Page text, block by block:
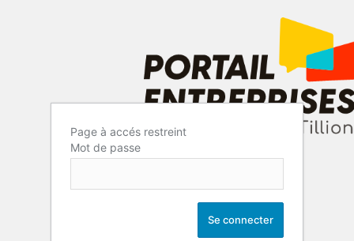
Page à accés restreint
Mot de passe